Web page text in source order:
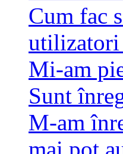
Cum fac
utilizatori
Mi-am
Sunt
M-am
mai pot